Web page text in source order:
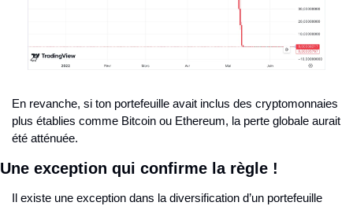
En revanche, si ton portefeuille avait inclus des cryptomonnaies
plus établies comme Bitcoin ou Ethereum, la perte globale aurait
été atténuée.
Une exception qui confirme la règle !
Il existe une exception dans la diversification d’un portefeuille